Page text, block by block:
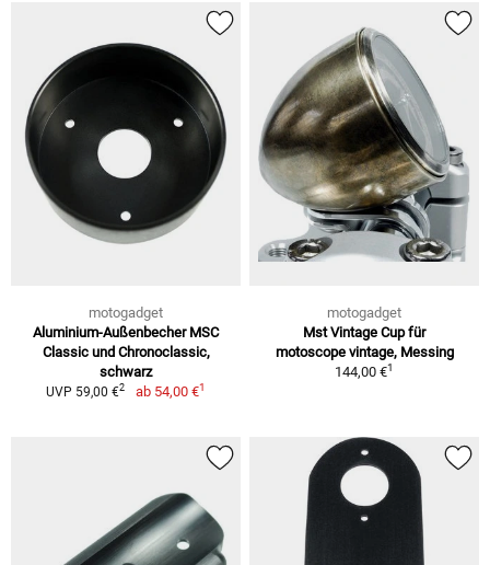
motogadget
Aluminium-Außenbecher MSC
Classic und Chronoclassic,
schwarz
UVP 59,00 €2 ab 54,00 €1
motogadget
Mst Vintage Cup für
motoscope vintage, Messing
144,00 €1